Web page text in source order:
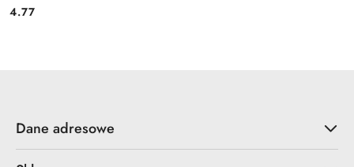
Cena:
4.77
Dane adresowe